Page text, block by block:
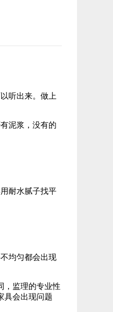
听出来。做上
泥浆，没有的
耐水腻子找平
均匀都会出现
监理的专业性
具会出现问题